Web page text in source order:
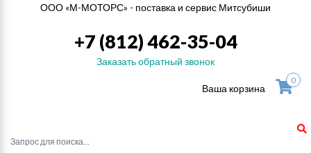
ООО «М-МОТОРС» - поставка и сервис Митсубиши
+7 (812) 462-35-04
Заказать обратный звонок
Ваша корзина
0